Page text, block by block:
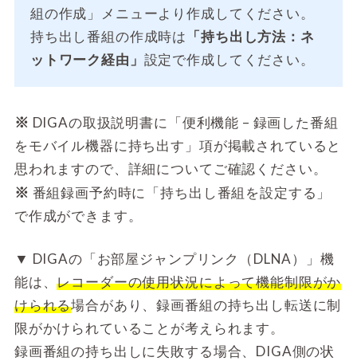
組の作成」メニューより作成してください。
持ち出し番組の作成時は 「持ち出し方法：ネ
ットワーク経由」 設定で作成してください。
※ DIGAの取扱説明書に「便利機能 – 録画した番組
をモバイル機器に持ち出す」項が掲載されていると
思われますので、詳細についてご確認ください。
※ 番組録画予約時に「持ち出し番組を設定する」
で作成ができます。
▼ DIGAの「お部屋ジャンプリンク（DLNA）」機
能は、レコーダーの使用状況によって機能制限がか
けられる場合があり、録画番組の持ち出し転送に制
限がかけられていることが考えられます。
録画番組の持ち出しに失敗する場合、DIGA側の状